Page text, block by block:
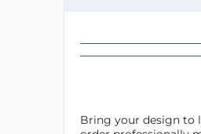
Bring your design to